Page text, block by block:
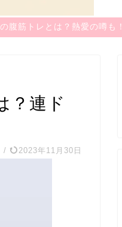
腹筋トレとは？熱愛の噂も！
？連ド
/ 2023年11月30日